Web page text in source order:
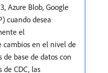
Azure Blob, Google
cuando desea
el
en el nivel de
de base de datos con
de CDC, las